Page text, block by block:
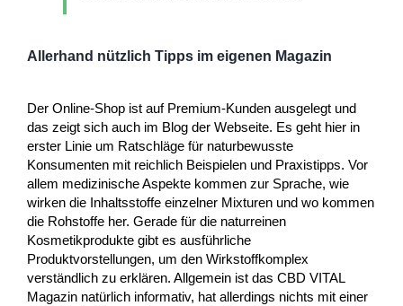
Allerhand nützlich Tipps im eigenen Magazin
Der Online-Shop ist auf Premium-Kunden ausgelegt und
das zeigt sich auch im Blog der Webseite. Es geht hier in
erster Linie um Ratschläge für naturbewusste
Konsumenten mit reichlich Beispielen und Praxistipps. Vor
allem medizinische Aspekte kommen zur Sprache, wie
wirken die Inhaltsstoffe einzelner Mixturen und wo kommen
die Rohstoffe her. Gerade für die naturreinen
Kosmetikprodukte gibt es ausführliche
Produktvorstellungen, um den Wirkstoffkomplex
verständlich zu erklären. Allgemein ist das CBD VITAL
Magazin natürlich informativ, hat allerdings nichts mit einer